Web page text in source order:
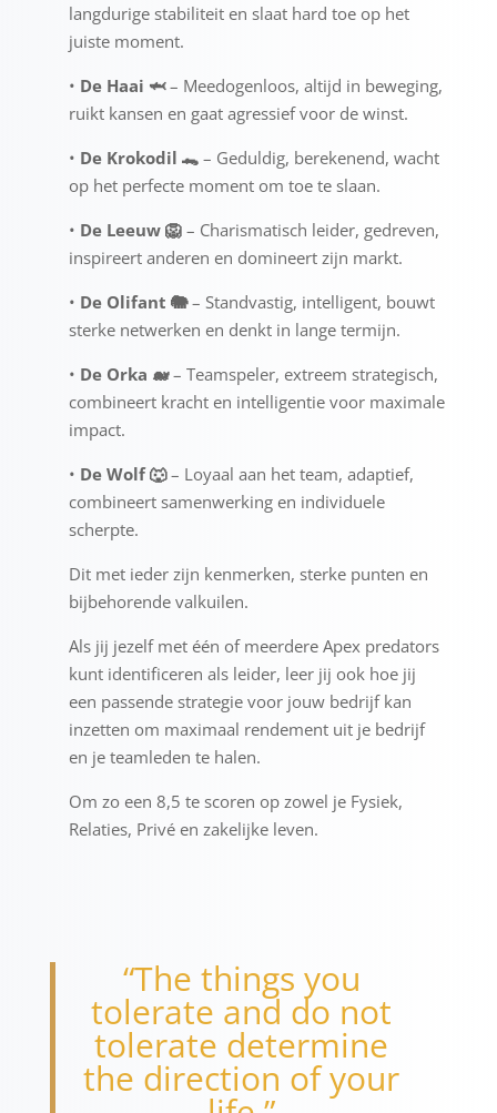
langdurige stabiliteit en slaat hard toe op het
juiste moment.
• De Haai 🦈– Meedogenloos, altijd in beweging,
ruikt kansen en gaat agressief voor de winst.
• De Krokodil 🐊– Geduldig, berekenend, wacht
op het perfecte moment om toe te slaan.
• De Leeuw 🦁– Charismatisch leider, gedreven,
inspireert anderen en domineert zijn markt.
• De Olifant 🐘– Standvastig, intelligent, bouwt
sterke netwerken en denkt in lange termijn.
• De Orka 🐋– Teamspeler, extreem strategisch,
combineert kracht en intelligentie voor maximale
impact.
• De Wolf 🐺– Loyaal aan het team, adaptief,
combineert samenwerking en individuele
scherpte.
Dit met ieder zijn kenmerken, sterke punten en
bijbehorende valkuilen.
Als jij jezelf met één of meerdere Apex predators
kunt identificeren als leider, leer jij ook hoe jij
een passende strategie voor jouw bedrijf kan
inzetten om maximaal rendement uit je bedrijf
en je teamleden te halen.
Om zo een 8,5 te scoren op zowel je Fysiek,
Relaties, Privé en zakelijke leven.
“The things you
tolerate and do not
tolerate determine
the direction of your